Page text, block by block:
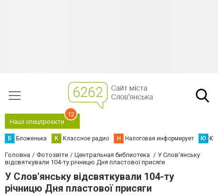
Наші спецпроєкти
12
Б Бложенька К Классное радио Н Налоговая информирует Ю
Головна Фотозвіти Центральная библиотека
У Слов'янську
відсвяткували 104-ту річницю Дня пластової присяги
У Слов'янську відсвяткували 104-ту
річницю Дня пластової присяги